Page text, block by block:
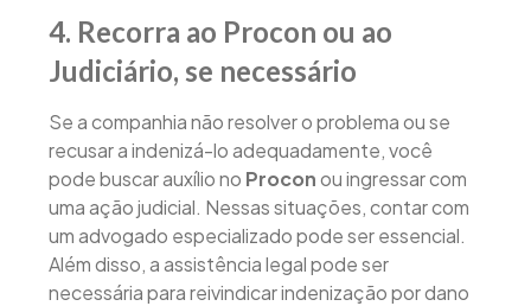
4. Recorra ao Procon ou ao
Judiciário, se necessário
Se a companhia não resolver o problema ou se
recusar a indenizá-lo adequadamente, você
pode buscar auxílio no Proconou ingressar com
uma ação judicial. Nessas situações, contar com
um advogado especializado pode ser essencial.
Além disso, a assistência legal pode ser
necessária para reivindicar indenização por dano